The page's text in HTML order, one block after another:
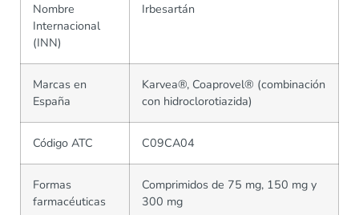
Nombre
Internacional
(INN)
Irbesartán
Marcas en
España
Karvea®, Coaprovel® (combinación
con hidroclorotiazida)
Código ATC C09CA04
Formas
farmacéuticas
Comprimidos de 75 mg, 150 mg y
300 mg